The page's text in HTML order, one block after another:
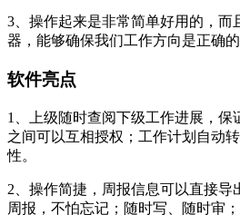
3、操作起来是非常简单好用的，而
器，能够确保我们工作方向是正确的
软件亮点
1、上级随时查阅下级工作进展，保
之间可以互相授权；工作计划自动
性。
2、操作简捷，周报信息可以直接导
周报，不怕忘记；随时写、随时审